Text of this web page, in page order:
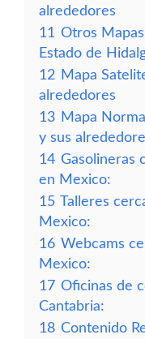
alrededores
11 Otros
Estado de
12 Mapa
alrededores
13 Mapa
y sus
14 Gasolineras
en Mexico:
15 Talleres
Mexico:
16 Webcams
Mexico:
17 Oficinas de
Cantabria:
18 Contenido